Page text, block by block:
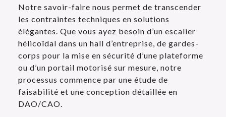
Notre savoir-faire nous permet de transcender
les contraintes techniques en solutions
élégantes. Que vous ayez besoin d’un escalier
hélicoïdal dans un hall d’entreprise, de gardes-
corps pour la mise en sécurité d’une plateforme
ou d’un portail motorisé sur mesure, notre
processus commence par une étude de
faisabilité et une conception détaillée en
DAO/CAO.